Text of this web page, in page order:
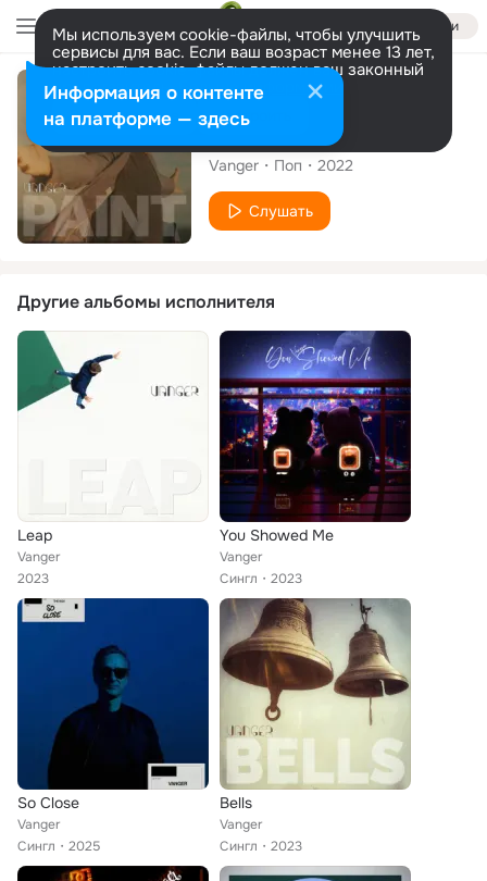
Войти
Мы используем cookie-файлы, чтобы улучшить
сервисы для вас. Если ваш возраст менее 13 лет,
настроить cookie-файлы должен ваш законный
представитель. Больше информации
Разрешить все Настроить
Сингл
Paint
Vanger Поп 2022
Слушать
Другие альбомы исполнителя
Leap
Vanger
2023
You Showed Me
Vanger
Сингл
2023
So Close
Vanger
Сингл
2025
Bells
Vanger
Сингл
2023
Информация о контенте
на платформе — здесь